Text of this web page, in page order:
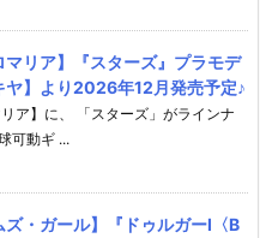
マリア】『スターズ』プラモデ
ヤ】より2026年12月発売予定♪
リア】に、 「スターズ」がラインナ
可動ギ ...
ズ・ガール】『ドゥルガーI〈B